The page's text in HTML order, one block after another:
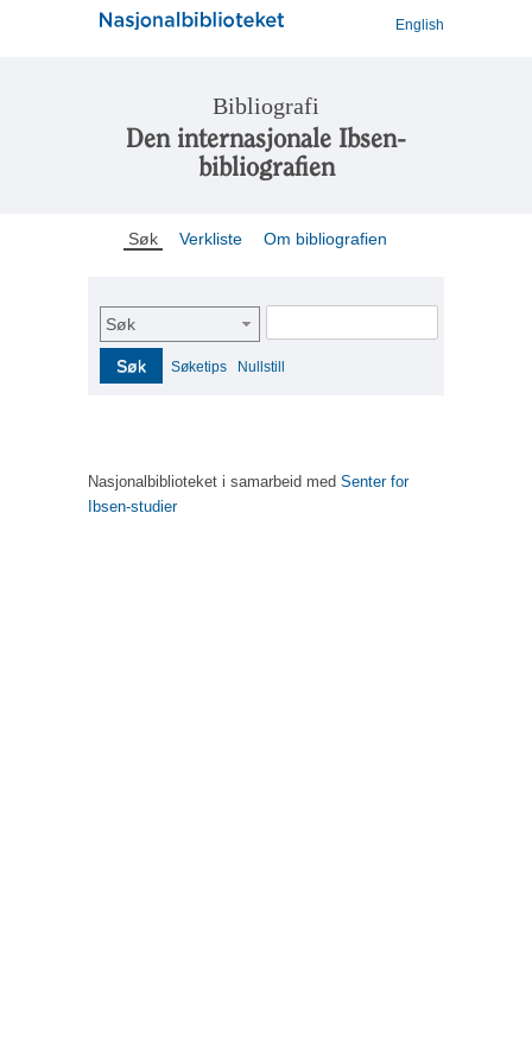
English
Bibliografi
Den internasjonale Ibsen-
bibliografien
Søk Verkliste Om bibliografien
Søk
Søk Søketips Nullstill
Nasjonalbiblioteket i samarbeid med Senter for
Ibsen-studier